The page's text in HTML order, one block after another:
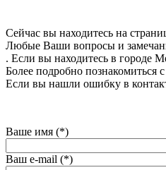
Сейчас вы находитесь на
Любые Ваши вопросы и
. Если вы находитесь в городе
Более подробно познакомиться
Если вы нашли ошибку в
Ваше имя (*)
Ваш e-mail (*)